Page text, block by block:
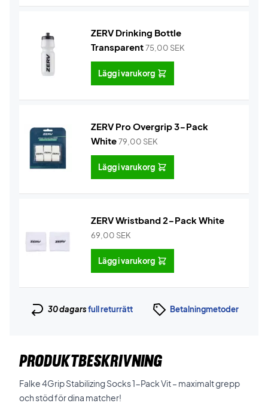
ZERV Drinking Bottle
Transparent75,00 SEK
Lägg i varukorg
ZERV Pro Overgrip 3-Pack
White79,00 SEK
Lägg i varukorg
ZERV Wristband 2-Pack White
69,00 SEK
Lägg i varukorg
30 dagarsfull returrätt Betalningmetoder
PRODUKTBESKRIVNING
Falke 4Grip Stabilizing Socks 1-Pack Vit – maximalt grepp
och stöd för dina matcher!